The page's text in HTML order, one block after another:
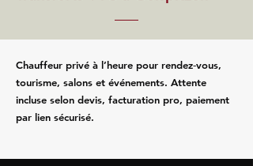
Chauffeur privé à l’heure pour rendez‑vous,
tourisme, salons et événements. Attente
incluse selon devis, facturation pro, paiement
par lien sécurisé.